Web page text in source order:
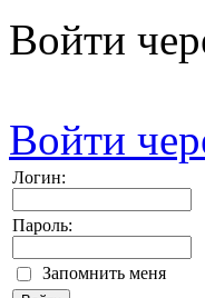
Войти
Войти
Логин:
Пароль:
Запомнить меня